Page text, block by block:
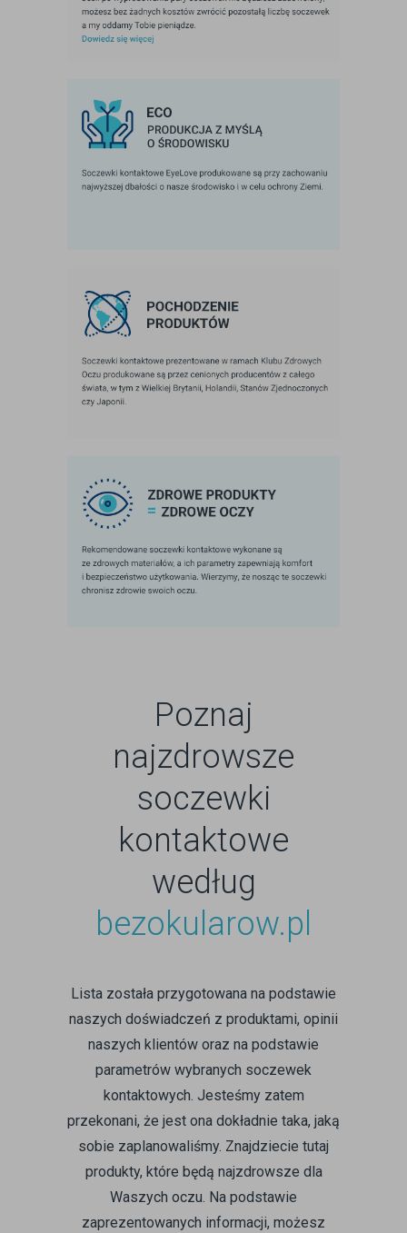
Poznaj
najzdrowsze
soczewki
kontaktowe
według
bezokularow.pl
Lista została przygotowana na podstawie
naszych doświadczeń z produktami, opinii
naszych klientów oraz na podstawie
parametrów wybranych soczewek
kontaktowych. Jesteśmy zatem
przekonani, że jest ona dokładnie taka, jaką
sobie zaplanowaliśmy. Znajdziecie tutaj
produkty, które będą najzdrowsze dla
Waszych oczu. Na podstawie
zaprezentowanych informacji, możesz